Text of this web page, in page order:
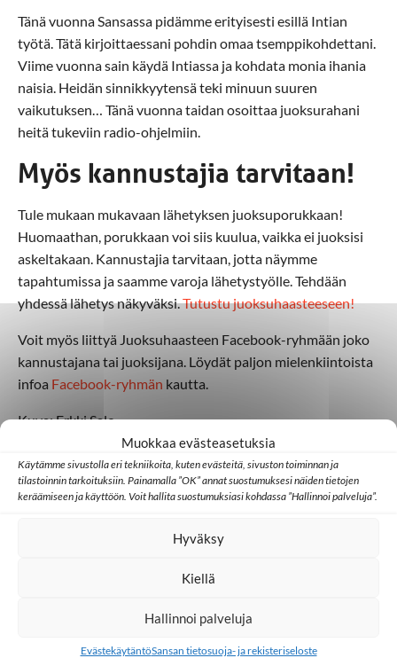
Muokkaa evästeasetuksia
Käytämme sivustolla eri tekniikoita, kuten evästeitä, sivuston toiminnan ja
tilastoinnin tarkoituksiin. Painamalla ”OK” annat suostumuksesi näiden tietojen
keräämiseen ja käyttöön. Voit hallita suostumuksiasi kohdassa ”Hallinnoi palveluja”.
Hyväksy
Kiellä
Hallinnoi palveluja
EvästekäytäntöSansan tietosuoja- ja rekisteriseloste
Tänä vuonna Sansassa pidämme erityisesti esillä Intian
työtä. Tätä kirjoittaessani pohdin omaa tsemppikohdettani.
Viime vuonna sain käydä Intiassa ja kohdata monia ihania
naisia. Heidän sinnikkyytensä teki minuun suuren
vaikutuksen… Tänä vuonna taidan osoittaa juoksurahani
heitä tukeviin radio-ohjelmiin.
Myös kannustajia tarvitaan!
Tule mukaan mukavaan lähetyksen juoksuporukkaan!
Huomaathan, porukkaan voi siis kuulua, vaikka ei juoksisi
askeltakaan. Kannustajia tarvitaan, jotta näymme
tapahtumissa ja saamme varoja lähetystyölle. Tehdään
yhdessä lähetys näkyväksi.Tutustu juoksuhaasteeseen!
Voit myös liittyä Juoksuhaasteen Facebook-ryhmään joko
kannustajana tai juoksijana. Löydät paljon mielenkiintoista
infoa Facebook-ryhmän kautta.
Kuva: Erkki Salo
Marja Soikkeli